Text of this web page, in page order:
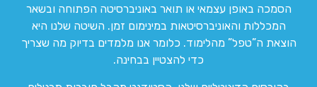
הסמכה באופן עצמאי או תואר באוניברסיטה הפתוחה ובשאר
המכללות והאוניברסיטאות במינימום זמן. השיטה שלנו היא
הוצאת ה”טפל” מהלימוד. כלומר אנו מלמדים בדיוק מה שצריך
כדי להצטיין בבחינה.